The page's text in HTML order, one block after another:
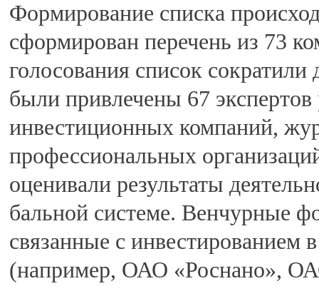
Формирование списка
сформирован перечень из 73
голосования список
были привлечены 67
инвестиционных компаний,
профессиональных
оценивали результаты
бальной системе. Венчурные
связанные с инвестированием
(например, ОАО «Роснано»,